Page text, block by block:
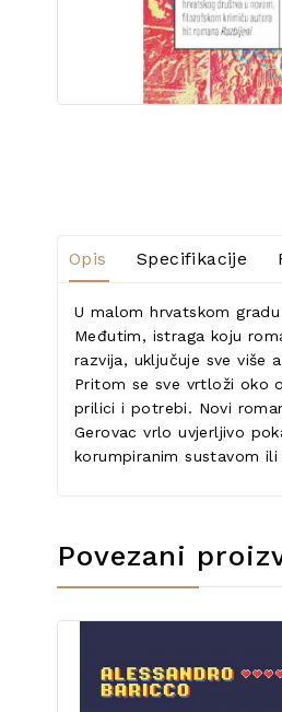
Opis Specifikacije
U malom hrvatskom
Međutim, istraga koju
razvija, uključuje sve više
Pritom se sve vrtloži oko
prilici i potrebi. Novi
Gerovac vrlo uvjerljivo
korumpiranim sustavom
Povezani